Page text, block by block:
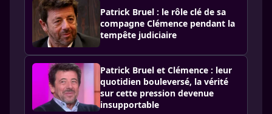
Patrick Bruel : le rôle clé de sa
compagne Clémence pendant la
tempête judiciaire
Patrick Bruel et Clémence : leur
quotidien bouleversé, la vérité
sur cette pression devenue
insupportable